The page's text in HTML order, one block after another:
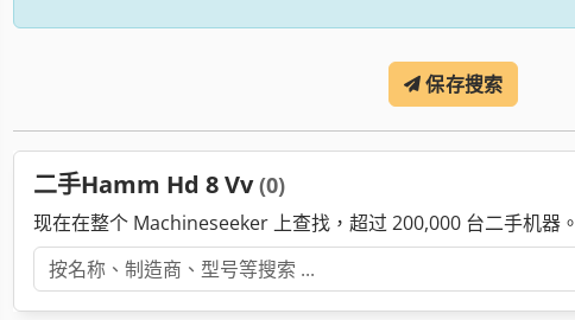
保存搜索
二手Hamm Hd 8 Vv(0)
现在在整个 Machineseeker 上查找，超过 200,000 台二手机器。